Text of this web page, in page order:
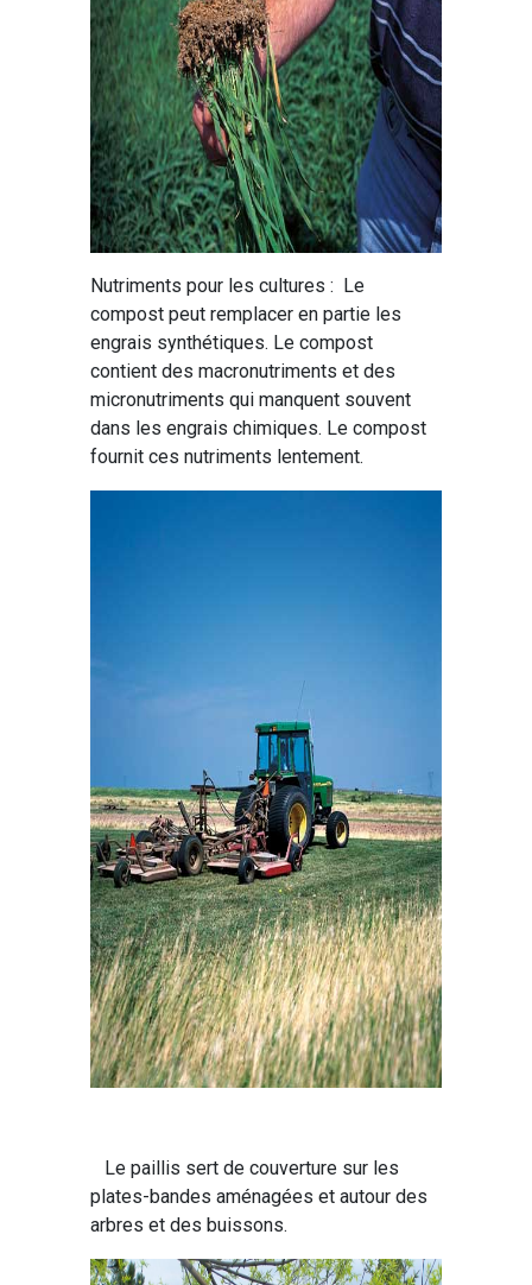
Nutriments pour les cultures : Le
compost peut remplacer en partie les
engrais synthétiques. Le compost
contient des macronutriments et des
micronutriments qui manquent souvent
dans les engrais chimiques. Le compost
fournit ces nutriments lentement.
Le paillis sert de couverture sur les
plates-bandes aménagées et autour des
arbres et des buissons.